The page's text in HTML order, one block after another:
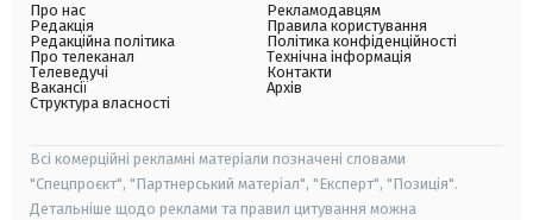
Про нас
Редакція
Редакційна політика
Про телеканал
Телеведучі
Вакансії
Структура власності
Рекламодавцям
Правила користування
Політика конфіденційності
Технічна інформація
Контакти
Архів
Всі комерційні рекламні матеріали позначені словами
"Спецпроєкт", "Партнерський матеріал", "Експерт", "Позиція".
Детальніше щодо реклами та правил цитування можна